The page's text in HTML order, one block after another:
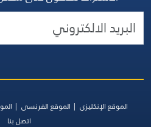
الموقع الإنكليزي الموقع الفرنسي
اتصل بنا